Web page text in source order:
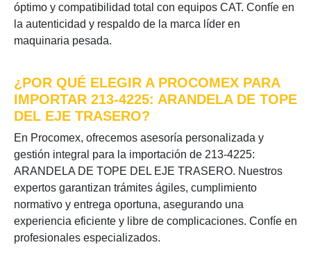
óptimo y compatibilidad total con equipos CAT. Confíe en
la autenticidad y respaldo de la marca líder en
maquinaria pesada.
¿POR QUÉ ELEGIR A PROCOMEX PARA
IMPORTAR 213-4225: ARANDELA DE TOPE
DEL EJE TRASERO?
En Procomex, ofrecemos asesoría personalizada y
gestión integral para la importación de 213-4225:
ARANDELA DE TOPE DEL EJE TRASERO. Nuestros
expertos garantizan trámites ágiles, cumplimiento
normativo y entrega oportuna, asegurando una
experiencia eficiente y libre de complicaciones. Confíe en
profesionales especializados.